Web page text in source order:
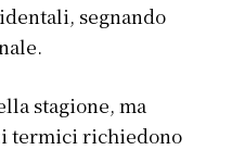
segnando
stagione, ma
termici richiedono